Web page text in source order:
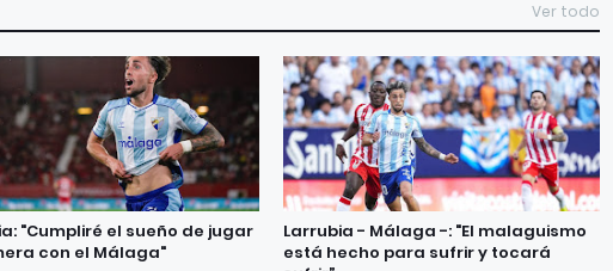
Ver todo
"Cumpliré el sueño de jugar
con el Málaga"
Larrubia - Málaga -: "El malaguismo
está hecho para sufrir y tocará